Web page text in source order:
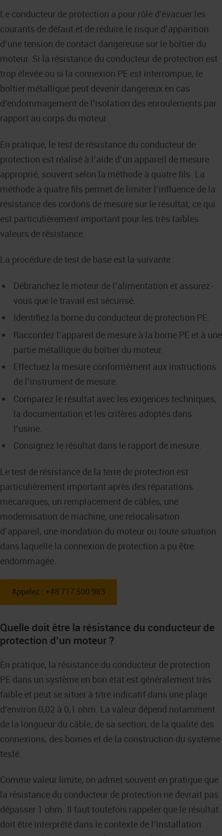
Le conducteur de protection a pour rôle d’évacuer les
courants de défaut et de réduire le risque d’apparition
d’une tension de contact dangereuse sur le boîtier du
moteur. Si la résistance du conducteur de protection est
trop élevée ou si la connexion PE est interrompue, le
boîtier métallique peut devenir dangereux en cas
d’endommagement de l’isolation des enroulements par
rapport au corps du moteur.
En pratique, le test de résistance du conducteur de
protection est réalisé à l’aide d’un appareil de mesure
approprié, souvent selon la méthode à quatre fils. La
méthode à quatre fils permet de limiter l’influence de la
résistance des cordons de mesure sur le résultat, ce qui
est particulièrement important pour les très faibles
valeurs de résistance.
La procédure de test de base est la suivante :
Débranchez le moteur de l’alimentation et assurez-
vous que le travail est sécurisé.
Identifiez la borne du conducteur de protection PE.
Raccordez l’appareil de mesure à la borne PE et à une
partie métallique du boîtier du moteur.
Effectuez la mesure conformément aux instructions
de l’instrument de mesure.
Comparez le résultat avec les exigences techniques,
la documentation et les critères adoptés dans
l’usine.
Consignez le résultat dans le rapport de mesure.
Le test de résistance de la terre de protection est
particulièrement important après des réparations
mécaniques, un remplacement de câbles, une
modernisation de machine, une relocalisation
d’appareil, une inondation du moteur ou toute situation
dans laquelle la connexion de protection a pu être
endommagée.
Appelez : +48 717 500 983
Quelle doit être la résistance du conducteur de
protection d’un moteur ?
En pratique, la résistance du conducteur de protection
PE dans un système en bon état est généralement très
faible et peut se situer à titre indicatif dans une plage
d’environ 0,02 à 0,1 ohm. La valeur dépend notamment
de la longueur du câble, de sa section, de la qualité des
connexions, des bornes et de la construction du système
testé.
Comme valeur limite, on admet souvent en pratique que
la résistance du conducteur de protection ne devrait pas
dépasser 1 ohm. Il faut toutefois rappeler que le résultat
doit être interprété dans le contexte de l’installation